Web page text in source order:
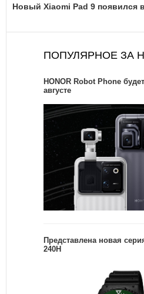
Новый Xiaomi Pad 9 появился
ПОПУЛЯРНОЕ ЗА
HONOR Robot Phone
августе
Представлена новая
240H